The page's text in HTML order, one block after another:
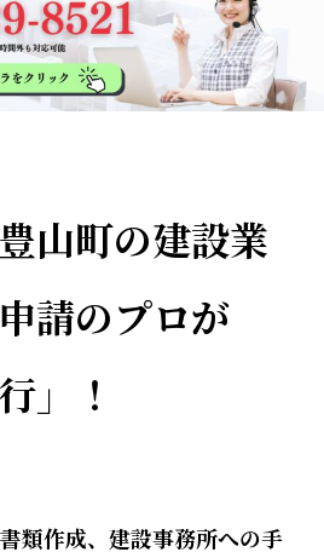
山町の建設業
申請のプロが
」！
類作成、建設事務所への手